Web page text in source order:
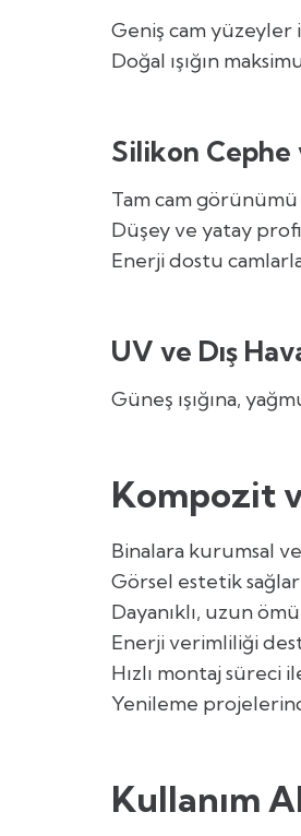
Geniş cam yüzeyler
Doğal ışığın
Silikon
Tam cam görünümü
Düşey ve yatay
Enerji dostu camlarla
UV ve Dış
Güneş ışığına,
Kompozit
Binalara kurumsal
Görsel estetik sağlar
Dayanıklı, uzun
Enerji verimliliği
Hızlı montaj süreci
Yenileme
Kullanım